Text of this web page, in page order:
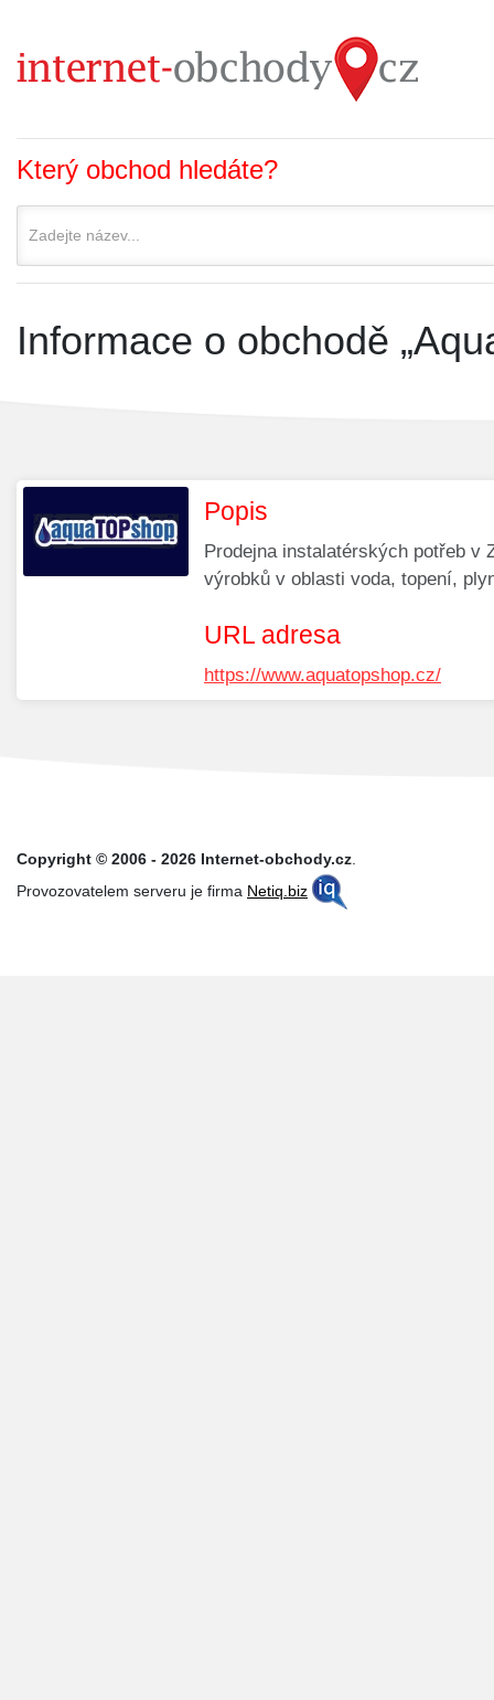
Který obchod hledáte?
Informace o obchodě
Popis
Prodejna instalatérských potřeb v
výrobků v oblasti voda, topení,
URL adresa
https://www.aquatopshop.cz/
Copyright © 2006 - 2026 Internet-obchody.cz.
Provozovatelem serveru je firma Netiq.biz